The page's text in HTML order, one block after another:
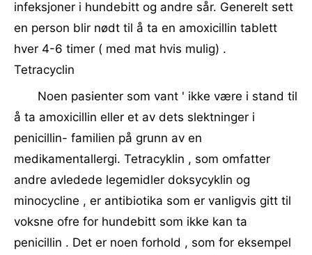
infeksjoner i hundebitt og andre sår. Generelt sett
en person blir nødt til å ta en amoxicillin tablett
hver 4-6 timer ( med mat hvis mulig) .
Tetracyclin
Noen pasienter som vant ' ikke være i stand til
å ta amoxicillin eller et av dets slektninger i
penicillin- familien på grunn av en
medikamentallergi. Tetracyklin , som omfatter
andre avledede legemidler doksycyklin og
minocycline , er antibiotika som er vanligvis gitt til
voksne ofre for hundebitt som ikke kan ta
penicillin . Det er noen forhold , som for eksempel